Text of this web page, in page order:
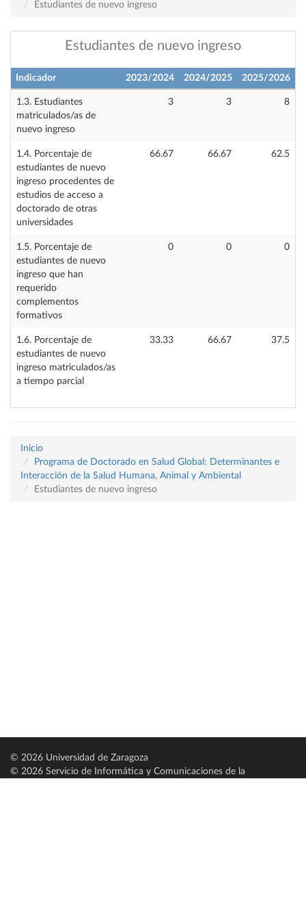
Estudiantes de nuevo ingreso
Estudiantes de nuevo ingreso
Indicador 2023/2024 2024/2025 2025/2026
1.3. Estudiantes
matriculados/as de
nuevo ingreso
3 3 8
1.4. Porcentaje de
estudiantes de nuevo
ingreso procedentes de
estudios de acceso a
doctorado de otras
universidades
66.67 66.67 62.5
1.5. Porcentaje de
estudiantes de nuevo
ingreso que han
requerido
complementos
formativos
0 0 0
1.6. Porcentaje de
estudiantes de nuevo
ingreso matriculados/as
a tiempo parcial
33.33 66.67 37.5
Inicio
Programa de Doctorado en Salud Global: Determinantes e
Interacción de la Salud Humana, Animal y Ambiental
Estudiantes de nuevo ingreso
© 2026 Universidad de Zaragoza
© 2026 Servicio de Informática y Comunicaciones de la